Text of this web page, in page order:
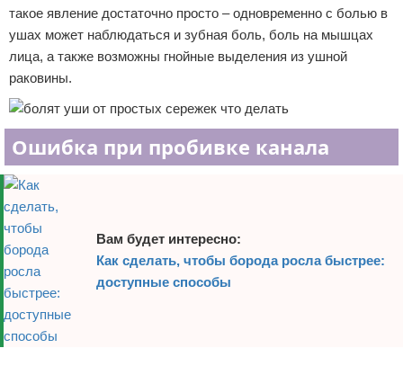
такое явление достаточно просто – одновременно с болью в
ушах может наблюдаться и зубная боль, боль на мышцах
лица, а также возможны гнойные выделения из ушной
раковины.
Ошибка при пробивке канала
Вам будет интересно:
Как сделать, чтобы борода росла быстрее:
доступные способы